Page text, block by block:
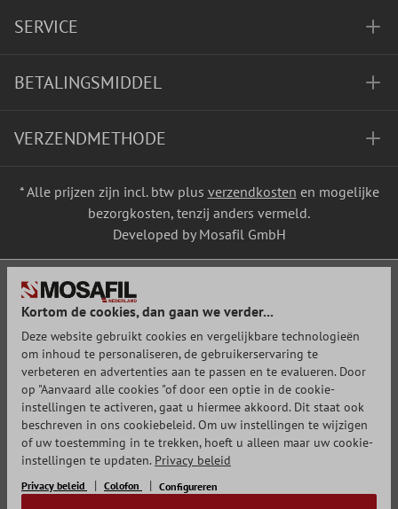
SERVICE
BETALINGSMIDDEL
VERZENDMETHODE
* Alle prijzen zijn incl. btw plus verzendkosten en mogelijke
bezorgkosten, tenzij anders vermeld.
Developed by Mosafil GmbH
Kortom de cookies, dan gaan we verder...
Deze website gebruikt cookies en vergelijkbare technologieën
om inhoud te personaliseren, de gebruikerservaring te
verbeteren en advertenties aan te passen en te evalueren. Door
op "Aanvaard alle cookies "of door een optie in de cookie-
instellingen te activeren, gaat u hiermee akkoord. Dit staat ook
beschreven in ons cookiebeleid. Om uw instellingen te wijzigen
of uw toestemming in te trekken, hoeft u alleen maar uw cookie-
instellingen te updaten. Privacy beleid
Privacy beleid Colofon Configureren